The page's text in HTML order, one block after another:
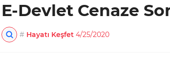
E-Devlet Cenaze
# Hayatı Keşfet 4/25/2020